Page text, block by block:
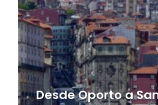
Desde Oporto a